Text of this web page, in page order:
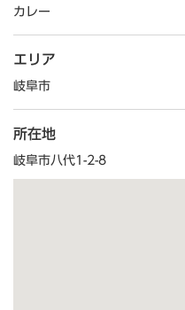
カレー
エリア
岐阜市
所在地
岐阜市八代1-2-8